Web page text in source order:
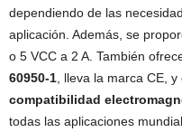
dependiendo de las
aplicación. Además, se
o 5 VCC a 2 A. También
60950-1 , lleva la marca CE,
compatibilidad
todas las aplicaciones